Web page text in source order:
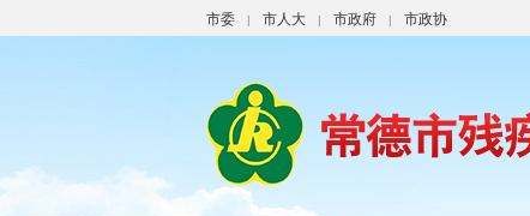
市委 | 市人大 | 市政府 | 市政协